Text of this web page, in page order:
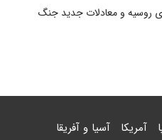
روسیه و معادلات جدید جنگ
آمریکا آسیا و آفریقا